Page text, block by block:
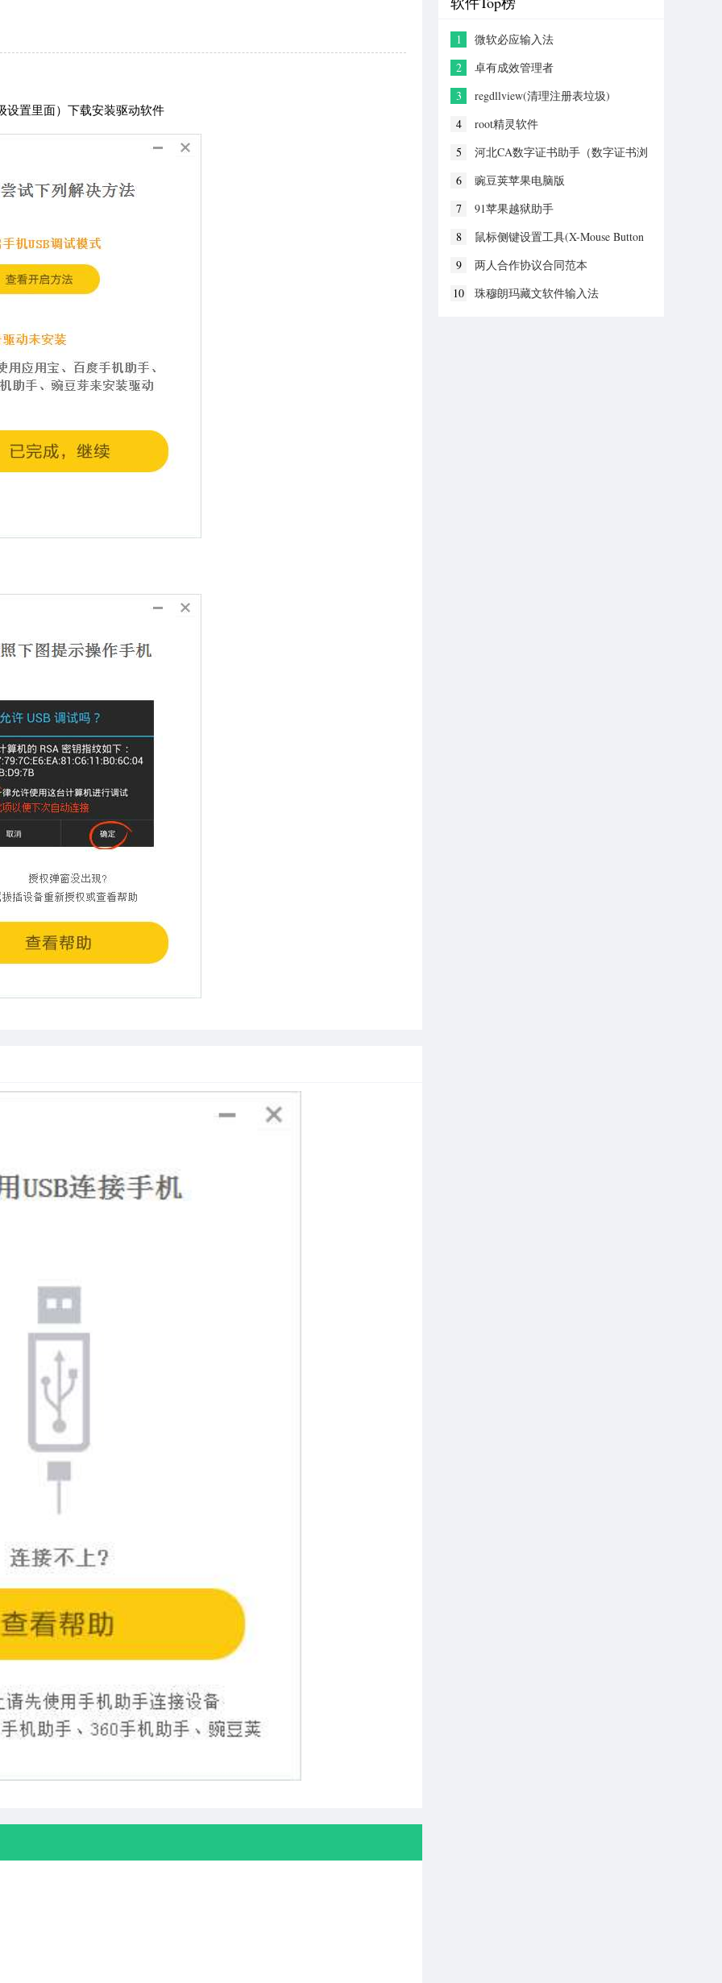
设置里面）下载安装驱动软件
1
微软必应输入法
2
卓有成效管理者
3
regdllview(清理注册表垃圾)
4
root精灵软件
5
河北CA数字证书助手（数字证书浏
6
豌豆荚苹果电脑版
7
91苹果越狱助手
8
鼠标侧键设置工具(X-Mouse Button
9
两人合作协议合同范本
10
珠穆朗玛藏文软件输入法